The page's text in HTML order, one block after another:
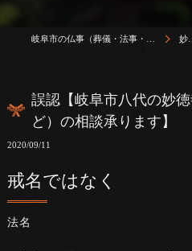
妙徳寺たより
誤認【岐阜市八代の妙
ど）の相談承ります】
2020/09/11
法名
戒名ではなく